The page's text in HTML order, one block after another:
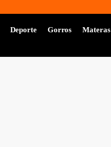
Deporte Gorros Materas